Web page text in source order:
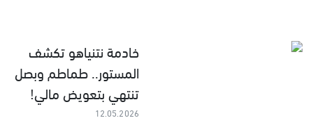
خادمة نتنياهو تكشف
المستور.. طماطم وبصل
تنتهي بتعويض مالي!
12.05.2026